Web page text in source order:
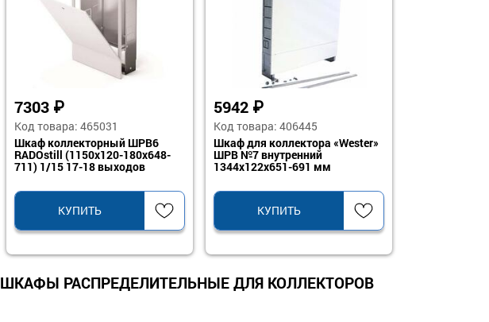
7303 ₽
Код товара: 465031
Шкаф коллекторный ШРВ6
RADOstill (1150x120-180x648-
711) 1/15 17-18 выходов
КУПИТЬ
5942 ₽
Код товара: 406445
Шкаф для коллектора «Wester»
ШРВ №7 внутренний
1344х122х651-691 мм
КУПИТЬ
ШКАФЫ РАСПРЕДЕЛИТЕЛЬНЫЕ ДЛЯ КОЛЛЕКТОРОВ